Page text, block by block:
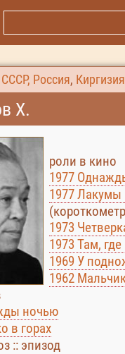
СССР, Россия, Киргизия
Х.
роли в кино
1977
1977 Лакумы
1973
1973 Там,
1969 У
1962
ночью
в горах
:: эпизод